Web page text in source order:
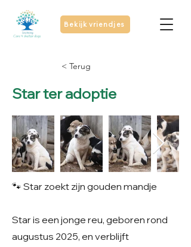
Bekijk vriendjes
< Terug
Star ter adoptie
🐾 Star zoekt zijn gouden mandje
Star is een jonge reu, geboren rond
augustus 2025, en verblijft